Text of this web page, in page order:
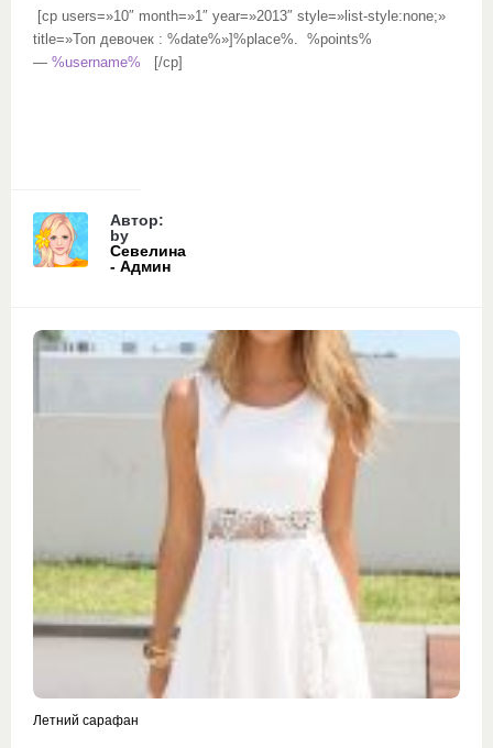
[cp users=»10″ month=»1″ year=»2013″ style=»list-style:none;»
title=»Топ девочек : %date%»]%place%. %points%
— %username% [/cp]
Автор:
by
Севелина
- Админ
Летний сарафан